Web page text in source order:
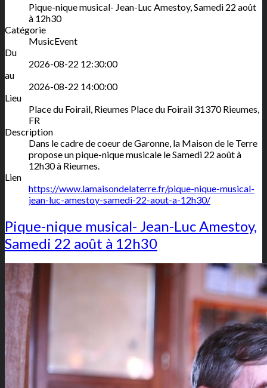
Pique-nique musical- Jean-Luc Amestoy, Samedi 22 août
à 12h30
Catégorie
MusicEvent
Du
2026-08-22 12:30:00
au
2026-08-22 14:00:00
Lieu
Place du Foirail, Rieumes Place du Foirail 31370 Rieumes
FR
Description
Dans le cadre de coeur de Garonne, la Maison de le Terre
propose un pique-nique musicale le Samedi 22 août à
12h30 à Rieumes.
Lien
https://www.lamaisondelaterre.fr/pique-nique-musical-
jean-luc-amestoy-samedi-22-aout-a-12h30/
Pique-nique musical- Jean-Luc Amestoy,
Samedi 22 août à 12h30